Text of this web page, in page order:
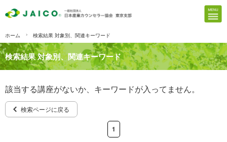
ホーム 検索結果 対象別、関連キーワード
検索結果 対象別、関連キーワード
該当する講座がないか、キーワードが入ってません。
検索ページに戻る
1